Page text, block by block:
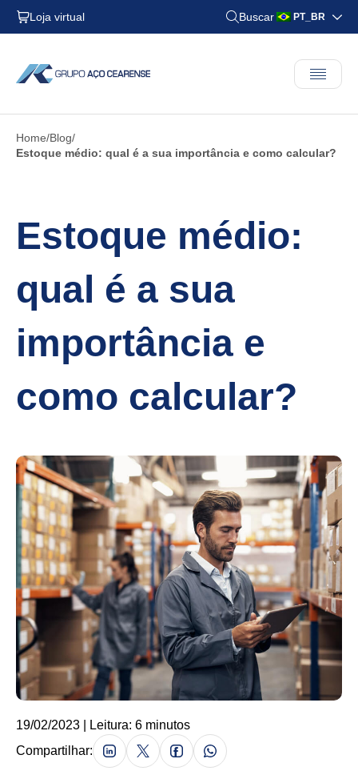
Loja virtual Buscar PT_BR
Home Blog
Estoque médio: qual é a sua importância e como calcular?
Estoque médio:
qual é a sua
importância e
como calcular?
19/02/2023 | Leitura: 6 minutos
Compartilhar: